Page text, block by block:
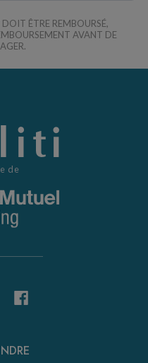
ÊTRE REMBOURSÉ,
AVANT DE
de